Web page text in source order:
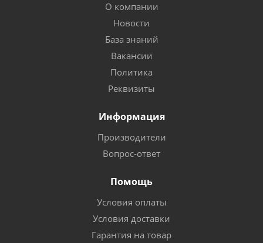
О компании
Новости
База знаний
Вакансии
Политика
Реквизиты
Информация
Производители
Вопрос-ответ
Помощь
Условия оплаты
Условия доставки
Гарантия на товар